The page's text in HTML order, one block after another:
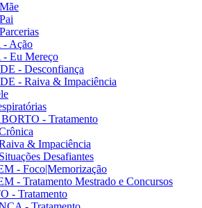
Ação
Eu Mereço
- Desconfiança
- Raiva & Impaciência
- Tratamento
& Impaciência
Desafiantes
- Foco|Memorização
- Tratamento Mestrado e Concursos
- Tratamento